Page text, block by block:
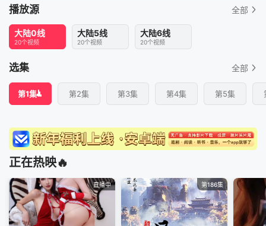
播放源 全部
大陆0线
20个视频
大陆5线
20个视频
大陆6线
20个视频
选集 全部
第1集 第2集 第3集 第4集 第5集
正在热映🔥
直播中 第186集